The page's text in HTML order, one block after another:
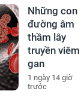
Những con
đường âm
thầm lây
truyền viêm
gan
1 ngày 14 giờ
trước